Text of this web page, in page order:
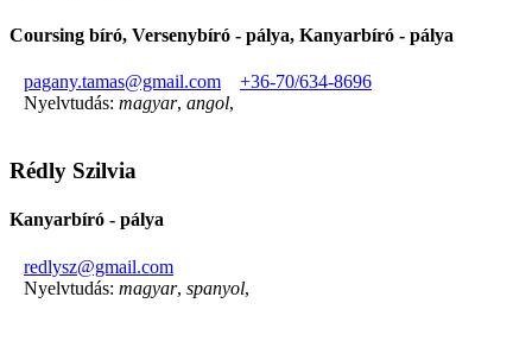
Coursing bíró, Versenybíró - pálya, Kanyarbíró - pálya
pagany.tamas@gmail.com
+36-70/634-8696
Nyelvtudás: magyar, angol,
Rédly Szilvia
Kanyarbíró - pálya
redlysz@gmail.com
Nyelvtudás: magyar, spanyol,